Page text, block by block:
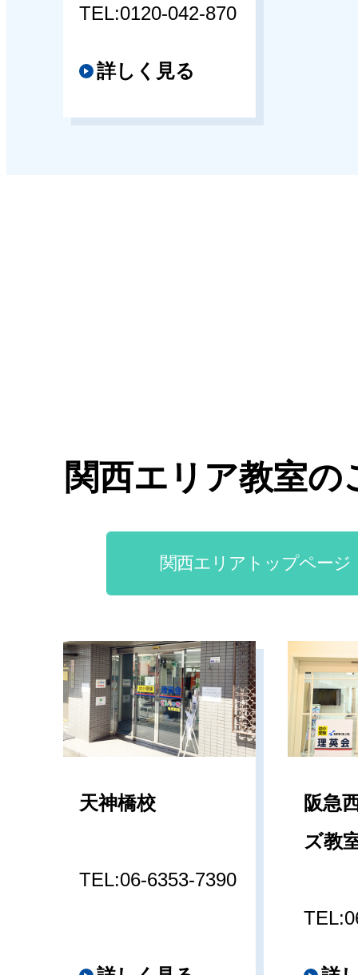
TEL:0120-042-870
詳しく見る
関西エリア教室の
関西エリアトップページ
天神橋校
TEL:06-6353-7390
阪急
ズ教